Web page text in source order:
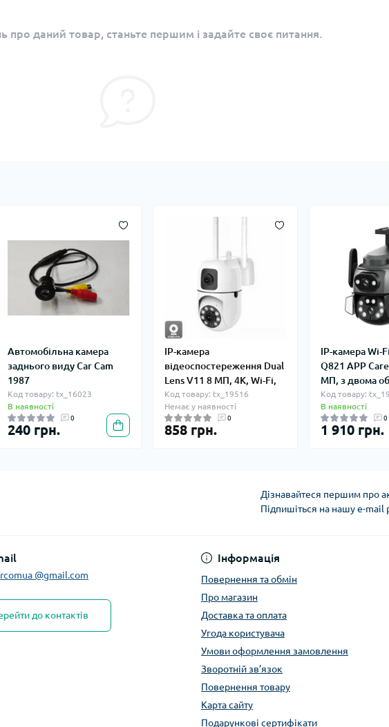
про даний товар, станьте першим і задайте своє питання.
Автомобільна камера
заднього виду Car Cam
1987
Код товару: tx_16023
В наявності
0
240 грн.
IP-камера
відеоспостереження Dual
Lens V11 8 МП, 4K, Wi-Fi,
Код товару: tx_19516
Немає у наявності
0
858 грн.
IP-камера Wi-
Q821 APP
МП, з двома
Код товару:
В наявності
0
1 910 грн.
Дізнавайтеся першим про
Підпишіться на нашу e-mail
@gmail.com
до контактів
Інформація
Повернення та обмін
Про магазин
Доставка та оплата
Угода користувача
Умови оформлення замовлення
Зворотній зв’язок
Повернення товару
Карта сайту
Подарункові сертифікати